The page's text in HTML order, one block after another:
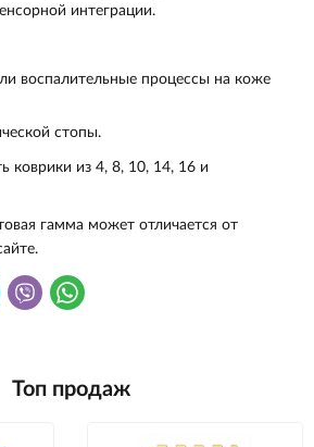
интеграции.
воспалительные процессы на коже
стопы.
коврики из 4, 8, 10, 14, 16 и
гамма может отличается от
Топ продаж